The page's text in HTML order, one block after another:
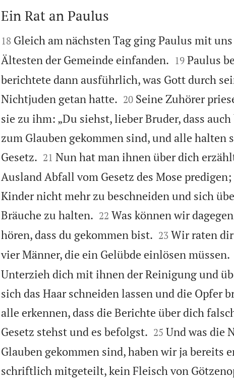

Ein Rat an Paulus

18 Gleich am nächsten Tag ging Paulus mit
Ältesten der Gemeinde einfanden.
19 Paulus
berichtete dann ausführlich, was Gott durch
Nichtjuden getan hatte.
20 Seine Zuhörer
sie zu ihm: „Du siehst, lieber Bruder, dass
zum Glauben gekommen sind, und alle halten
Gesetz.
21 Nun hat man ihnen über dich
Ausland Abfall vom Gesetz des Mose
Kinder nicht mehr zu beschneiden und sich
Bräuche zu halten.
22 Was können wir
hören, dass du gekommen bist.
23 Wir raten
vier Männer, die ein Gelübde einlösen müssen.
Unterzieh dich mit ihnen der Reinigung und
sich das Haar schneiden lassen und die Opfer
alle erkennen, dass die Berichte über dich
Gesetz stehst und es befolgst.
25 Und was die
Glauben gekommen sind, haben wir ja bereits
schriftlich mitgeteilt, kein Fleisch von